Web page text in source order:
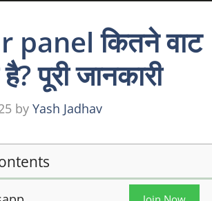
panel कितने
है? पूरी
by Yash Jadhav